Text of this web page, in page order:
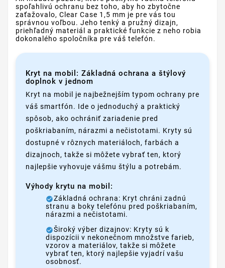
spoľahlivú ochranu bez toho, aby ho zbytočne
zaťažovalo, Clear Case 1,5 mm je pre vás tou
správnou voľbou. Jeho tenký a pružný dizajn,
priehľadný materiál a praktické funkcie z neho robia
dokonalého spoločníka pre váš telefón.
Kryt na mobil: Základná ochrana a štýlový
doplnok v jednom
Kryt na mobil je najbežnejším typom ochrany pre
váš smartfón. Ide o jednoduchý a praktický
spôsob, ako ochrániť zariadenie pred
poškriabaním, nárazmi a nečistotami. Kryty sú
dostupné v rôznych materiáloch, farbách a
dizajnoch, takže si môžete vybrať ten, ktorý
najlepšie vyhovuje vášmu štýlu a potrebám.
Výhody krytu na mobil:
Základná ochrana: Kryt chráni zadnú
stranu a boky telefónu pred poškriabaním,
nárazmi a nečistotami.
Široký výber dizajnov: Kryty sú k
dispozícii v nekonečnom množstve farieb,
vzorov a materiálov, takže si môžete
vybrať ten, ktorý najlepšie vyjadrí vašu
osobnosť.